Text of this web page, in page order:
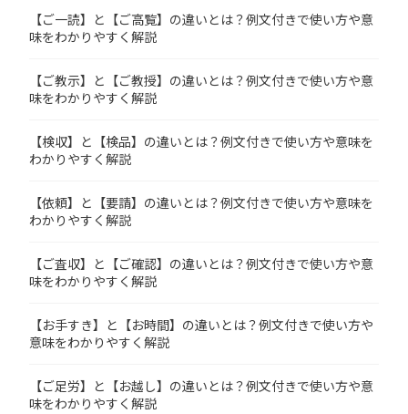
【ご一読】と【ご高覧】の違いとは？例文付きで使い方や意
味をわかりやすく解説
【ご教示】と【ご教授】の違いとは？例文付きで使い方や意
味をわかりやすく解説
【検収】と【検品】の違いとは？例文付きで使い方や意味を
わかりやすく解説
【依頼】と【要請】の違いとは？例文付きで使い方や意味を
わかりやすく解説
【ご査収】と【ご確認】の違いとは？例文付きで使い方や意
味をわかりやすく解説
【お手すき】と【お時間】の違いとは？例文付きで使い方や
意味をわかりやすく解説
【ご足労】と【お越し】の違いとは？例文付きで使い方や意
味をわかりやすく解説